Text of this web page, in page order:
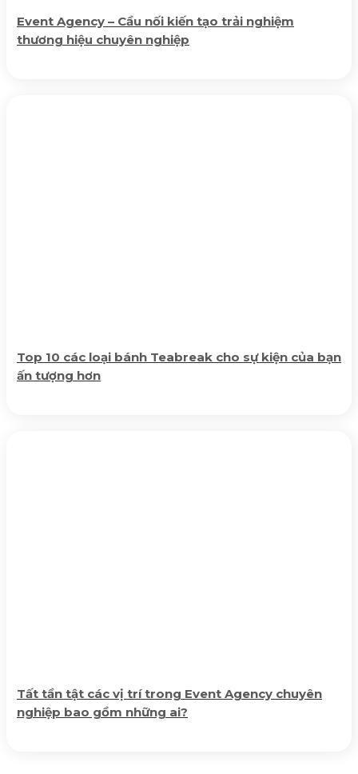
Event Agency – Cầu nối kiến tạo trải nghiệm
thương hiệu chuyên nghiệp
Top 10 các loại bánh Teabreak cho sự kiện của bạn
ấn tượng hơn
Tất tần tật các vị trí trong Event Agency chuyên
nghiệp bao gồm những ai?